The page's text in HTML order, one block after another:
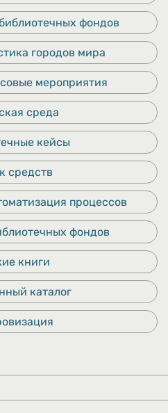
фондов
городов мира
мероприятия
среда
кейсы
средств
процессов
фондов
книги
каталог